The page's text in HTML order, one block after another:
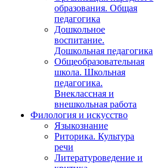
образования. Общая
педагогика
Дошкольное
воспитание.
Дошкольная педагогика
Общеобразовательная
школа. Школьная
педагогика.
Внеклассная и
внешкольная работа
Филология и искусство
Языкознание
Риторика. Культура
речи
Литературоведение и